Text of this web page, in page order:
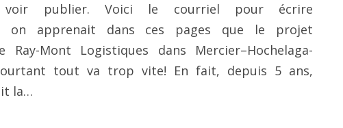
publier. Voici le courriel pour écrire
on apprenait dans ces pages que le projet
Mont Logistiques dans Mercier–Hochelaga-
tout va trop vite! En fait, depuis 5 ans,
la…